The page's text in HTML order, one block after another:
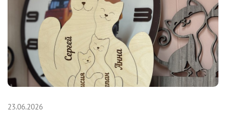
23.06.2026